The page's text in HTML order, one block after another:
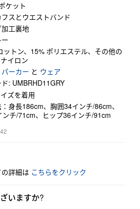
ケット
スとウエストバンド
工裏地
ットン、15% ポリエステル、その他の
イロン
パーカー と ウェア
: UMBRHD11GRY
ズを着用
身長186cm、胸囲34インチ/86cm、
ンチ/71cm、ヒップ36インチ/91cm
詳細は こちらをクリック
いますか?